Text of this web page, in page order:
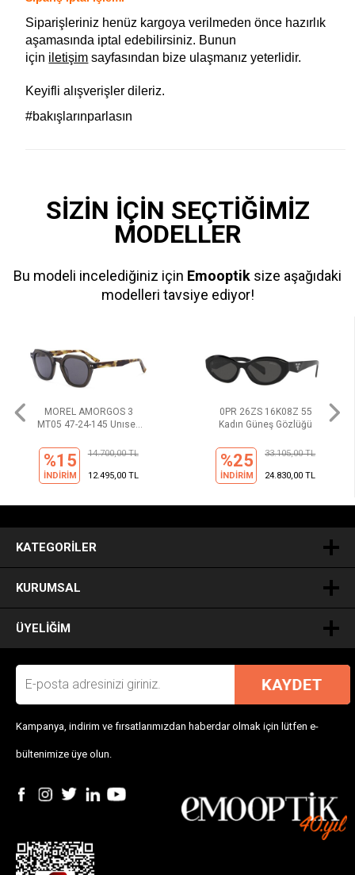
Siparişleriniz henüz kargoya verilmeden önce hazırlık
aşamasında iptal edebilirsiniz. Bunun
için iletişim sayfasından bize ulaşmanız yeterlidir.
Keyifli alışverişler dileriz.
#bakışlarınparlasın
SİZİN İÇİN SEÇTİĞİMİZ
MODELLER
Bu modeli incelediğiniz için Emooptik size aşağıdaki
modelleri tavsiye ediyor!
MOREL AMORGOS 3
MT05 47-24-145 Unısex
%15
İNDİRİM
14.700,00 TL
12.495,00 TL
0PR 26ZS 16K08Z 55
Kadın Güneş Gözlüğü
%25
İNDİRİM
33.105,00 TL
24.830,00 TL
KATEGORILER
KURUMSAL
ÜYELIĞIM
Kampanya, indirim ve fırsatlarımızdan haberdar olmak için lütfen e-
bültenimize üye olun.